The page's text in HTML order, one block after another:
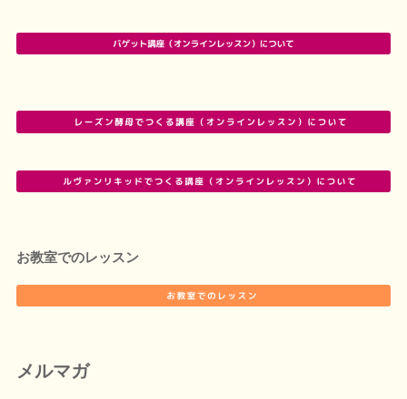
お教室でのレッスン
メルマガ